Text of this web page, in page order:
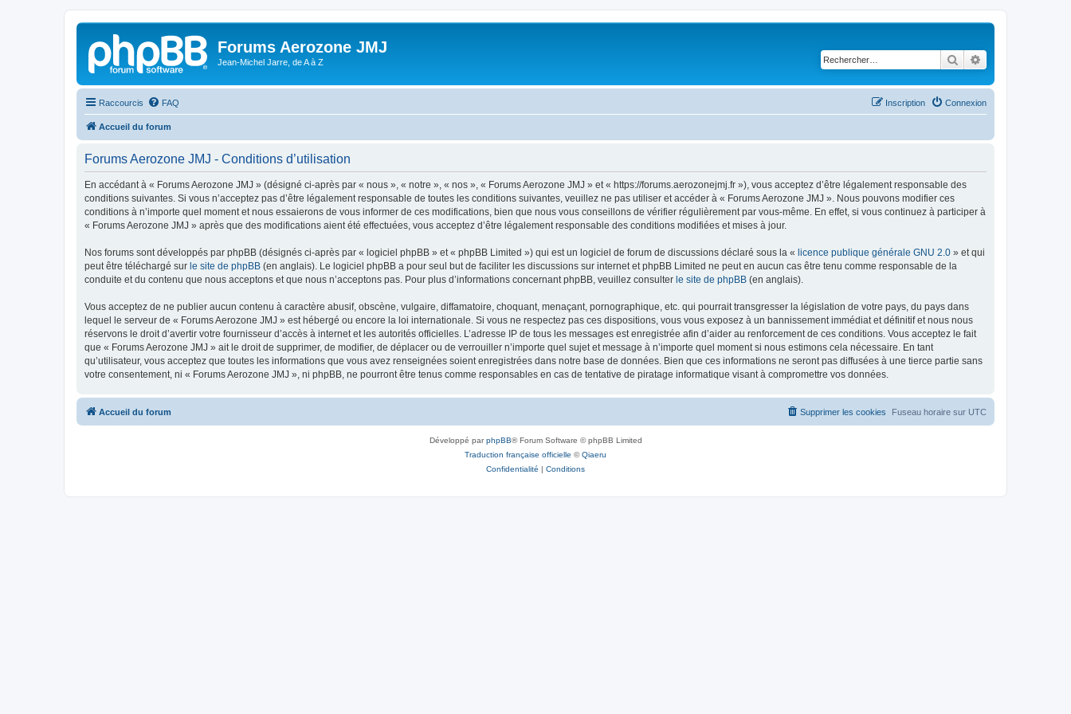
Forums Aerozone JMJ
Jean-Michel Jarre, de A à Z Rechercher
Raccourcis FAQ Connexion
Inscription
Accueil du forum
Forums Aerozone JMJ - Conditions d’utilisation
En accédant à « Forums Aerozone JMJ » (désigné ci-après par « nous », « notre », « nos », « Forums Aerozone JMJ » et « https://forums.aerozonejmj.fr »), vous acceptez d’être légalement responsable des
conditions suivantes. Si vous n’acceptez pas d’être légalement responsable de toutes les conditions suivantes, veuillez ne pas utiliser et accéder à « Forums Aerozone JMJ ». Nous pouvons modifier ces
conditions à n’importe quel moment et nous essaierons de vous informer de ces modifications, bien que nous vous conseillons de vérifier régulièrement par vous-même. En effet, si vous continuez à participer à
« Forums Aerozone JMJ » après que des modifications aient été effectuées, vous acceptez d’être légalement responsable des conditions modifiées et mises à jour.
Nos forums sont développés par phpBB (désignés ci-après par « logiciel phpBB » et « phpBB Limited ») qui est un logiciel de forum de discussions déclaré sous la « licence publique générale GNU 2.0 » et qui
peut être téléchargé sur le site de phpBB (en anglais). Le logiciel phpBB a pour seul but de faciliter les discussions sur internet et phpBB Limited ne peut en aucun cas être tenu comme responsable de la
conduite et du contenu que nous acceptons et que nous n’acceptons pas. Pour plus d’informations concernant phpBB, veuillez consulter le site de phpBB (en anglais).
Vous acceptez de ne publier aucun contenu à caractère abusif, obscène, vulgaire, diffamatoire, choquant, menaçant, pornographique, etc. qui pourrait transgresser la législation de votre pays, du pays dans
lequel le serveur de « Forums Aerozone JMJ » est hébergé ou encore la loi internationale. Si vous ne respectez pas ces dispositions, vous vous exposez à un bannissement immédiat et définitif et nous nous
réservons le droit d’avertir votre fournisseur d’accès à internet et les autorités officielles. L’adresse IP de tous les messages est enregistrée afin d’aider au renforcement de ces conditions. Vous acceptez le fait
que « Forums Aerozone JMJ » ait le droit de supprimer, de modifier, de déplacer ou de verrouiller n’importe quel sujet et message à n’importe quel moment si nous estimons cela nécessaire. En tant
qu’utilisateur, vous acceptez que toutes les informations que vous avez renseignées soient enregistrées dans notre base de données. Bien que ces informations ne seront pas diffusées à une tierce partie sans
votre consentement, ni « Forums Aerozone JMJ », ni phpBB, ne pourront être tenus comme responsables en cas de tentative de piratage informatique visant à compromettre vos données.
Accueil du forum Fuseau horaire sur UTC
Supprimer les cookies
Développé parphpBB® Forum Software © phpBB Limited
Traduction française officielle ©Qiaeru
Confidentialité | Conditions